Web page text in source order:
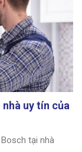
uy tín của
tại nhà